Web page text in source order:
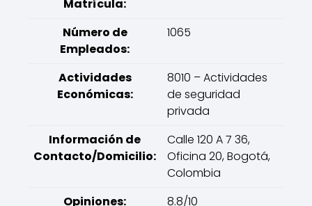
Matrícula:
Número de
Empleados:
1065
Actividades
Económicas:
8010 – Actividades
de seguridad
privada
Información de
Contacto/Domicilio:
Calle 120 A 7 36,
Oficina 20, Bogotá,
Colombia
Opiniones:
8.8/10